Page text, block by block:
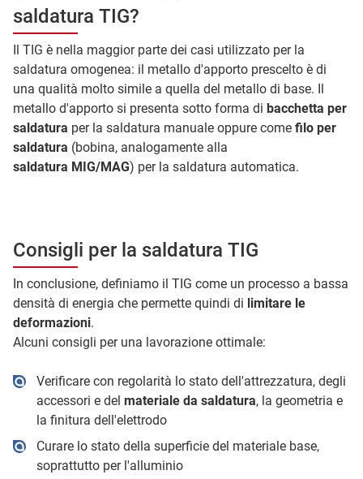
saldatura TIG?
Il TIG è nella maggior parte dei casi utilizzato per la
saldatura omogenea: il metallo d'apporto prescelto è di
una qualità molto simile a quella del metallo di base. Il
metallo d'apporto si presenta sotto forma di bacchetta per
saldatura per la saldatura manuale oppure come filo per
saldatura (bobina, analogamente alla
saldatura MIG/MAG) per la saldatura automatica.
Consigli per la saldatura TIG
In conclusione, definiamo il TIG come un processo a bassa
densità di energia che permette quindi di limitare le
deformazioni.
Alcuni consigli per una lavorazione ottimale:
Verificare con regolarità lo stato dell'attrezzatura, degli
accessori e del materiale da saldatura, la geometria e
la finitura dell'elettrodo
Curare lo stato della superficie del materiale base,
soprattutto per l'alluminio